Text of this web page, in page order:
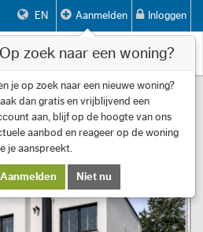
EN Aanmelden Inloggen
Toggle
133
First Previous Next Last
Op zoek naar een woning?
je op zoek naar een nieuwe woning?
dan gratis en vrijblijvend een
aan, blijf op de hoogte van ons
aanbod en reageer op de woning
je aanspreekt.
Aanmelden Niet nu